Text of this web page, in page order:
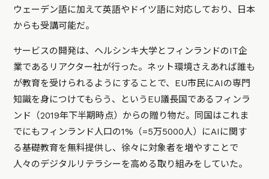
ウェーデン語に加えて英語やドイツ語に対応しており、日本
からも受講可能だ。
サービスの開発は、ヘルシンキ大学とフィンランドのIT企
業であるリアクター社が行った。ネット環境さえあれば誰も
が教育を受けられるようにすることで、EU市民にAIの専門
知識を身につけてもらう、というEU議長国であるフィンラ
ンド（2019年下半期時点）からの贈り物だ。同国はこれま
でにもフィンランド人口の1%（=5万5000人）にAIに関す
る基礎教育を無料提供し、徐々に対象者を増やすことで
人々のデジタルリテラシーを高める取り組みをしていた。